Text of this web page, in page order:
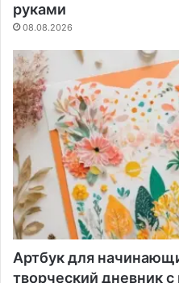
руками
08.08.2026
Артбук для
творческий дневник с